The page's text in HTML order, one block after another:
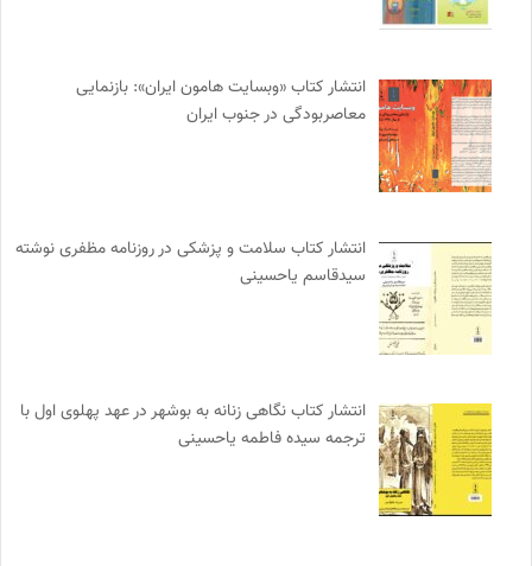
انتشار کتاب «وبسایت هامون ایران»: بازنمایی
معاصربودگی در جنوب ایران
انتشار کتاب سلامت و پزشکی در روزنامه مظفری نوشته
سیدقاسم یاحسینی
انتشار کتاب نگاهی زنانه به بوشهر در عهد پهلوی اول با
ترجمه سیده فاطمه یاحسینی